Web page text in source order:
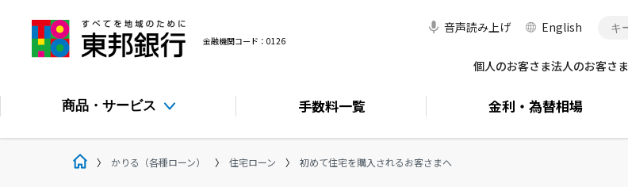
金融機関コード：0126
商品・サービス 手数料一覧 金利・ 為替相場
English
音声読み上げ
個人のお客さま法人のお客さま
かりる（各種ローン） 住宅ローン 初めて住宅を購入されるお客さまへ